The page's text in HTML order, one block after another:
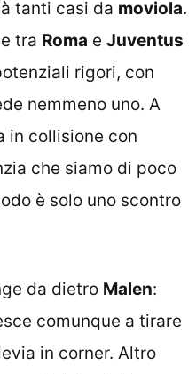
tanti casi da moviola.
tra Roma e Juventus
rigori, con
nemmeno uno. A
in collisione con
che siamo di poco
è solo uno scontro
da dietro Malen:
comunque a tirare
in corner. Altro